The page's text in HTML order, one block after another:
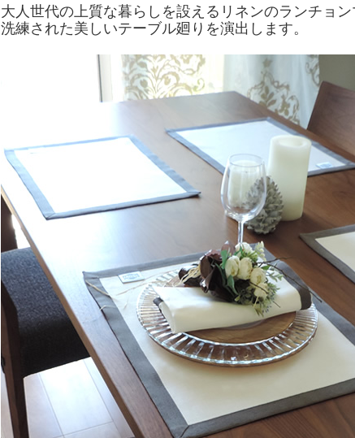
大人世代の上質な暮らしを設えるリネンのランチョン
洗練された美しいテーブル廻りを演出します。